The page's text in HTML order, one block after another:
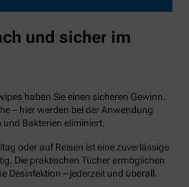
und sicher im
haben Sie einen sicheren Gewinn.
– hier werden bei der Anwendung
Bakterien eliminiert.
oder auf Reisen ist eine zuverlässige
Die praktischen Tücher ermöglichen
Desinfektion – jederzeit und überall.